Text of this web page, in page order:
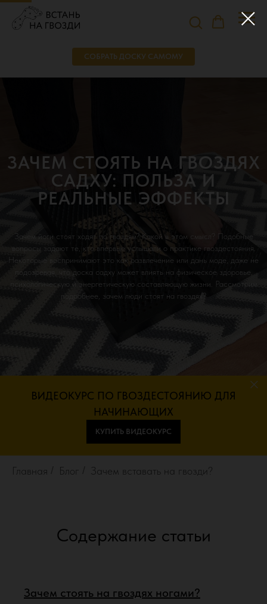
СОБРАТЬ ДОСКУ САМОМУ
ЗАЧЕМ СТОЯТЬ НА ГВОЗДЯХ
САДХУ: ПОЛЬЗА И
РЕАЛЬНЫЕ ЭФФЕКТЫ
Зачем йоги стоят ходят по гвоздям? Какой в этом смысл? Подобные
вопросы задают те, кто впервые услышали о практике гвоздестояния.
Некоторые воспринимают это как развлечение или дань моде, даже не
подозревая, что доска садху может влиять на физическое здоровье,
психологическую и энергетическую составляющую жизни. Рассмотрим
подробнее, зачем люди стоят на гвоздях?
ВИДЕОКУРС ПО ГВОЗДЕСТОЯНИЮ ДЛЯ
НАЧИНАЮЩИХ
КУПИТЬ ВИДЕОКУРС
Главная Блог Зачем вставать на гвозди?
Содержание статьи
Зачем стоять на гвоздях ногами?